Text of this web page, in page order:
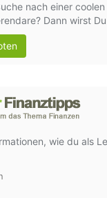
nach einer
Dann wirst
wie du als